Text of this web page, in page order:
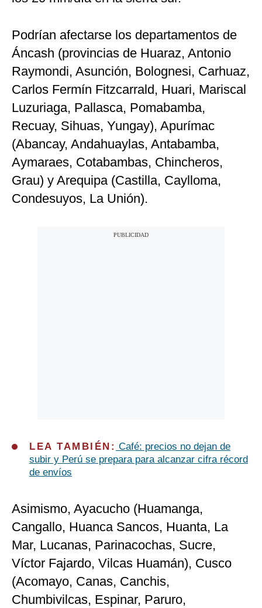
Podrían afectarse los departamentos de
Áncash (provincias de Huaraz, Antonio
Raymondi, Asunción, Bolognesi, Carhuaz,
Carlos Fermín Fitzcarrald, Huari, Mariscal
Luzuriaga, Pallasca, Pomabamba,
Recuay, Sihuas, Yungay), Apurímac
(Abancay, Andahuaylas, Antabamba,
Aymaraes, Cotabambas, Chincheros,
Grau) y Arequipa (Castilla, Caylloma,
Condesuyos, La Unión).
LEA TAMBIÉN: Café: precios no dejan de
subir y Perú se prepara para alcanzar cifra récord
de envíos
Asimismo, Ayacucho (Huamanga,
Cangallo, Huanca Sancos, Huanta, La
Mar, Lucanas, Parinacochas, Sucre,
Víctor Fajardo, Vilcas Huamán), Cusco
(Acomayo, Canas, Canchis,
Chumbivilcas, Espinar, Paruro,